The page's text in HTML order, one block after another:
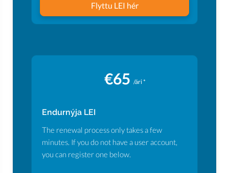
Flyttu LEI hér
€65 /ári *
Endurnýja LEI
The renewal process only takes a few
minutes. If you do not have a user account,
you can register one below.